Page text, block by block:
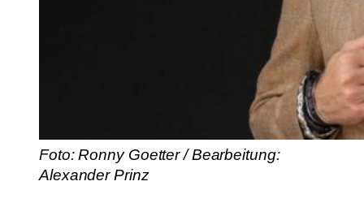
Foto: Ronny Goetter / Bearbeitung:
Alexander Prinz